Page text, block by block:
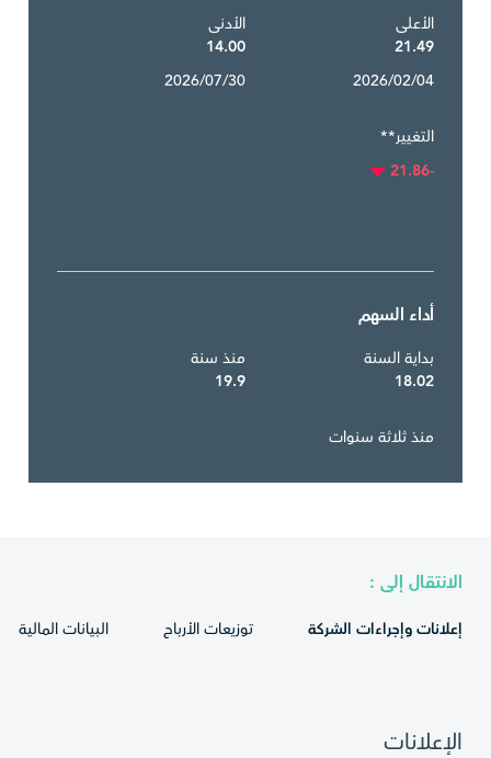
الأعلى
21.49
2026/02/04
الأدنى
14.00
2026/07/30
التغيير**
-21.86
أداء السهم
بداية السنة
18.02
منذ سنة
19.9
منذ ثلاثة سنوات
الانتقال إلى :
إعلانات وإجراءات الشركة توزيعات الأرباح البيانات المالية
الإعلانات